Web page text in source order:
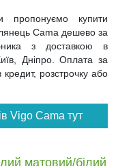
пропонуємо купити
Cama дешево за
з доставкою в
Дніпро. Оплата за
кредит, розстрочку або
Vigo Cama тут
матовий/білий